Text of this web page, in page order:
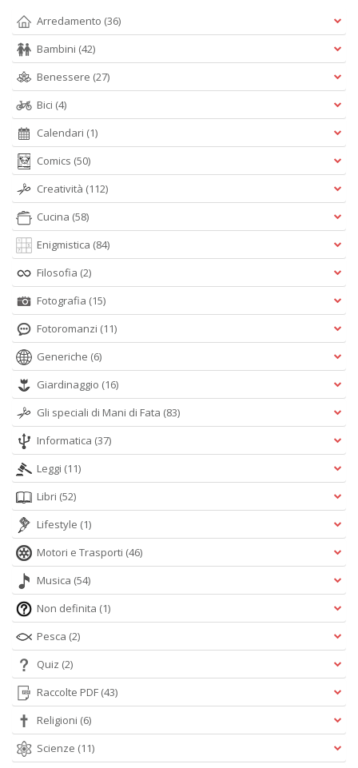
Arredamento (36)
Bambini (42)
Benessere (27)
Bici (4)
Calendari (1)
Comics (50)
Creatività (112)
Cucina (58)
Enigmistica (84)
Filosofia (2)
Fotografia (15)
Fotoromanzi (11)
Generiche (6)
Giardinaggio (16)
Gli speciali di Mani di Fata (83)
Informatica (37)
Leggi (11)
Libri (52)
Lifestyle (1)
Motori e Trasporti (46)
Musica (54)
Non definita (1)
Pesca (2)
Quiz (2)
Raccolte PDF (43)
Religioni (6)
Scienze (11)